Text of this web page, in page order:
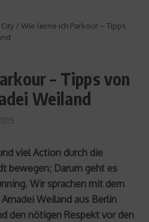
/ Wie lerne ich Parkour – Tipps
– Tipps von
Weiland
viel Action durch die
bewegen; Darum geht es
Wir sprachen mit dem
Weiland aus Berlin
den nötigen Respekt vor den